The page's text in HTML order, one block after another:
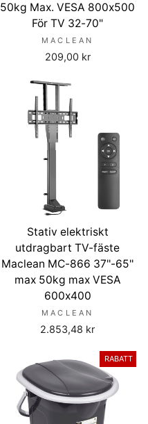
50kg Max. VESA 800x500
För TV 32-70"
MACLEAN
209,00 kr
Stativ elektriskt
utdragbart TV-fäste
Maclean MC-866 37''-65''
max 50kg max VESA
600x400
MACLEAN
2.853,48 kr
RABATT